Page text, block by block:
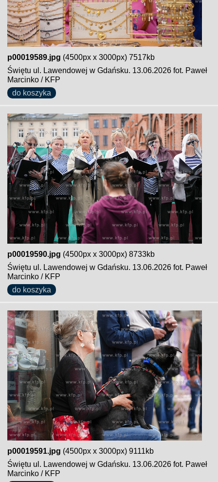
p00019589.jpg (4500px x 3000px) 7517kb
Świętu ul. Lawendowej w Gdańsku. 13.06.2026 fot. Paweł
Marcinko / KFP
do koszyka
p00019590.jpg (4500px x 3000px) 8733kb
Świętu ul. Lawendowej w Gdańsku. 13.06.2026 fot. Paweł
Marcinko / KFP
do koszyka
p00019591.jpg (4500px x 3000px) 9111kb
Świętu ul. Lawendowej w Gdańsku. 13.06.2026 fot. Paweł
Marcinko / KFP